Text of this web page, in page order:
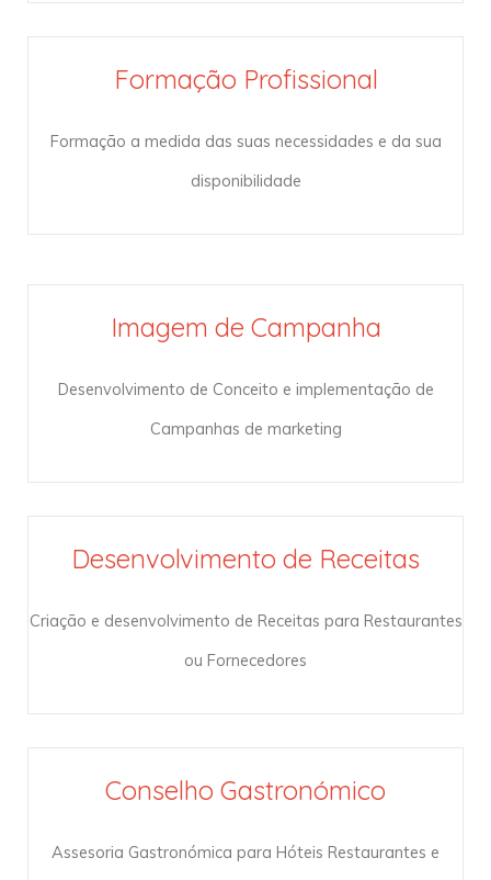
Formação Profissional
Formação a medida das suas necessidades e da sua
disponibilidade
Imagem de Campanha
Desenvolvimento de Conceito e implementação de
Campanhas de marketing
Desenvolvimento de Receitas
Criação e desenvolvimento de Receitas para Restaurantes
ou Fornecedores
Conselho Gastronómico
Assesoria Gastronómica para Hóteis Restaurantes e